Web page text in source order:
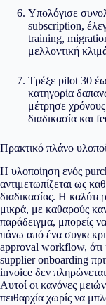
Υπολόγισε
subscription,
training,
μελλοντική
Τρέξε pilot 30
κατηγορία
μέτρησε
διαδικασία και
Πρακτικό πλάνο
Η υλοποίηση ενός
αντιμετωπίζεται ως
διαδικασίας. Η
μικρά, με καθαρούς
παράδειγμα, μπορείς
πάνω από ένα
approval workflow, ότι
supplier onboarding
invoice δεν
Αυτοί οι κανόνες
πειθαρχία χωρίς να